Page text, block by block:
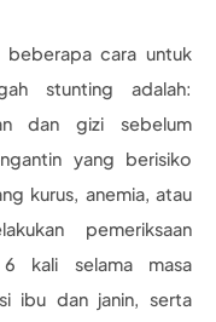
beberapa cara untuk
stunting adalah:
dan gizi sebelum
yang berisiko
kurus, anemia, atau
pemeriksaan
6 kali selama masa
ibu dan janin, serta